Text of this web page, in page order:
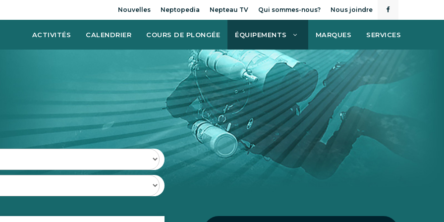
Nouvelles Neptopedia Nepteau TV Qui sommes-nous? Nous joindre
ACTIVITÉS CALENDRIER COURS DE PLONGÉE ÉQUIPEMENTS MARQUES SERVICES